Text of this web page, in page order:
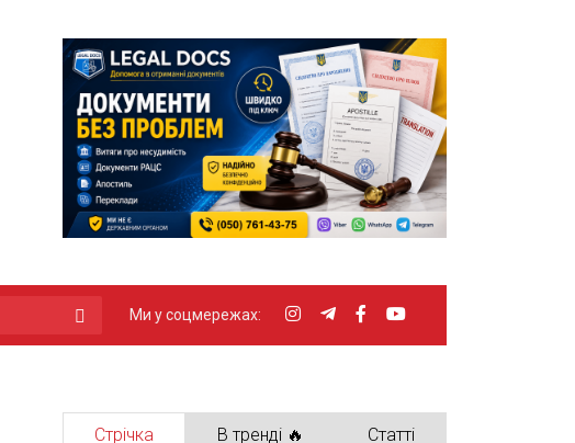
Ми у соцмережах:
Стрічка В тренді 🔥 Статті